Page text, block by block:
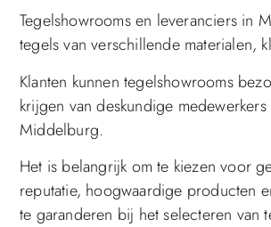
Tegelshowrooms en leveranciers in
tegels van verschillende materialen,
Klanten kunnen tegelshowrooms
krijgen van deskundige
Middelburg.
Het is belangrijk om te kiezen voor
reputatie, hoogwaardige producten
te garanderen bij het selecteren van